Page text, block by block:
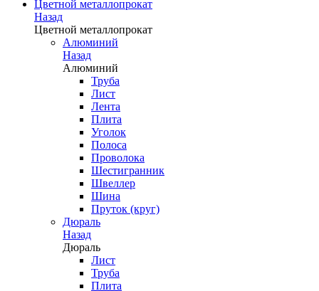
Цветной металлопрокат
Назад
Цветной металлопрокат
Алюминий
Назад
Алюминий
Труба
Лист
Лента
Плита
Уголок
Полоса
Проволока
Шестигранник
Швеллер
Шина
Пруток (круг)
Дюраль
Назад
Дюраль
Лист
Труба
Плита